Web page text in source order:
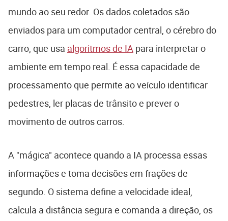
mundo ao seu redor. Os dados coletados são
enviados para um computador central, o cérebro do
carro, que usa algoritmos de IA para interpretar o
ambiente em tempo real. É essa capacidade de
processamento que permite ao veículo identificar
pedestres, ler placas de trânsito e prever o
movimento de outros carros.
A "mágica" acontece quando a IA processa essas
informações e toma decisões em frações de
segundo. O sistema define a velocidade ideal,
calcula a distância segura e comanda a direção, os